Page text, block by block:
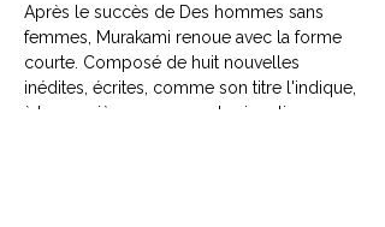
Après le succès de Des hommes sans
femmes, Murakami renoue avec la forme
courte. Composé de huit nouvelles
inédites, écrites, comme son titre l'indique,
à la première personne du singulier, un